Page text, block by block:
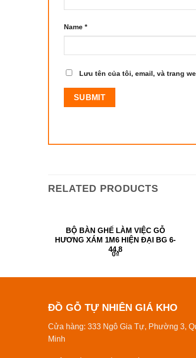
Name *
Lưu tên của tôi, email, và trang
RELATED PRODUCTS
BỘ BÀN GHẾ LÀM VIỆC GỖ
HƯƠNG XÁM 1M6 HIỆN ĐẠI BG 6-
44.8
0₫
ĐỒ GỖ TỰ NHIÊN GIÁ KHO
Cửa hàng: 333 Ngô Gia Tự, Phường 3,
Minh